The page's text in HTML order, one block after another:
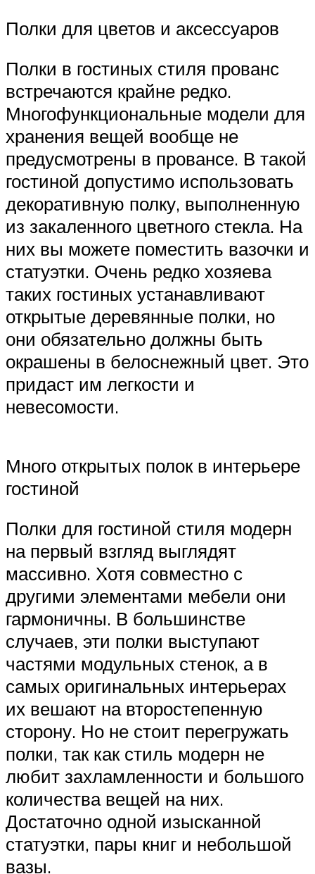
Полки для цветов и аксессуаров
Полки в гостиных стиля прованс
встречаются крайне редко.
Многофункциональные модели для
хранения вещей вообще не
предусмотрены в провансе. В такой
гостиной допустимо использовать
декоративную полку, выполненную
из закаленного цветного стекла. На
них вы можете поместить вазочки и
статуэтки. Очень редко хозяева
таких гостиных устанавливают
открытые деревянные полки, но
они обязательно должны быть
окрашены в белоснежный цвет. Это
придаст им легкости и
невесомости.
Много открытых полок в интерьере
гостиной
Полки для гостиной стиля модерн
на первый взгляд выглядят
массивно. Хотя совместно с
другими элементами мебели они
гармоничны. В большинстве
случаев, эти полки выступают
частями модульных стенок, а в
самых оригинальных интерьерах
их вешают на второстепенную
сторону. Но не стоит перегружать
полки, так как стиль модерн не
любит захламленности и большого
количества вещей на них.
Достаточно одной изысканной
статуэтки, пары книг и небольшой
вазы.